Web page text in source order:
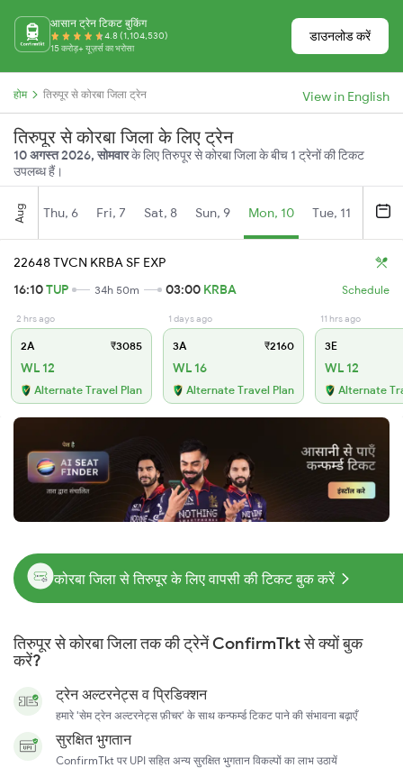
आसान ट्रेन टिकट बुकिंग
4.8 (1,104,530)
15 करोड़+ यूज़र्स का भरोसा
डाउनलोड करें
होम तिरुपूर से कोरबा जिला ट्रेन View in English
तिरुपूर से कोरबा जिला के लिए ट्रेन
10 अगस्त 2026, सोमवारके लिए तिरुपूर से कोरबा जिला के बीच 1 ट्रेनों की टिकट
उपलब्ध हैं।
Aug Thu, 6 Fri, 7 Sat, 8 Sun, 9 Mon, 10 Tue, 11
22648 TVCN KRBA SF EXP
16:10TUP 34h 50m 03:00 KRBA Schedule
2 hrs ago
2A ₹3085
WL 12
Alternate Travel Plan
1 days ago
3A ₹2160
WL 16
Alternate Travel Plan
11 hrs ago
3E
WL 12
Alternate
कोरबा जिला से तिरुपूर के लिए वापसी की टिकट बुक करें
तिरुपूर से कोरबा जिला तक की ट्रेनें ConfirmTkt से क्यों बुक
करें?
ट्रेन अल्टरनेट्स व प्रिडिक्शन
हमारे 'सेम ट्रेन अल्टरनेट्स फ़ीचर' के साथ कन्फर्म्ड टिकट पाने की संभावना बढ़ाएँ
सुरक्षित भुगतान
ConfirmTkt पर UPI सहित अन्य सुरक्षित भुगतान विकल्पों का लाभ उठायें